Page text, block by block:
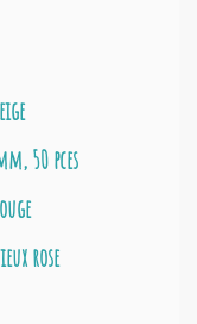
50 pces
rose